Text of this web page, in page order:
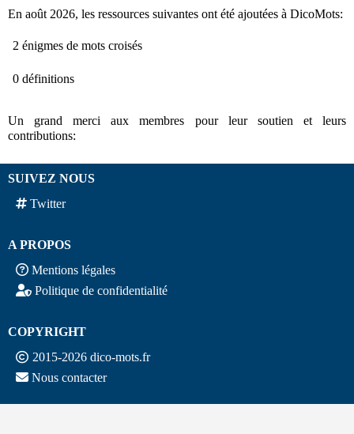
En août 2026, les ressources suivantes ont été ajoutées à DicoMots:
2 énigmes de mots croisés
0 définitions
Un grand merci aux membres pour leur soutien et leurs
contributions:
SUIVEZ NOUS
Twitter
A PROPOS
Mentions légales
Politique de confidentialité
COPYRIGHT
2015-2026 dico-mots.fr
Nous contacter